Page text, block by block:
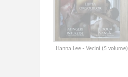
Hanna Lee - Vecini (5 volume)